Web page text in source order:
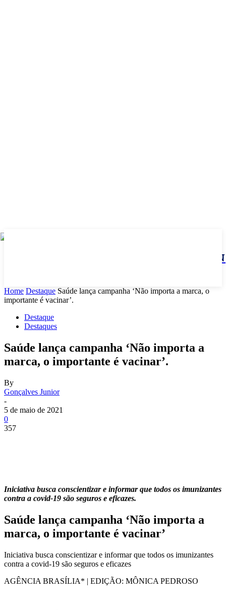
JBN
Home Destaque Saúde lança campanha ‘Não importa a marca, o
importante é vacinar’.
Destaque
Destaques
Saúde lança campanha ‘Não importa a
marca, o importante é vacinar’.
By
Gonçalves Junior
-
5 de maio de 2021
0
357
Iniciativa busca conscientizar e informar que todos os imunizantes
contra a covid-19 são seguros e eficazes.
Saúde lança campanha ‘Não importa a
marca, o importante é vacinar’
Iniciativa busca conscientizar e informar que todos os imunizantes
contra a covid-19 são seguros e eficazes
AGÊNCIA BRASÍLIA* | EDIÇÃO: MÔNICA PEDROSO